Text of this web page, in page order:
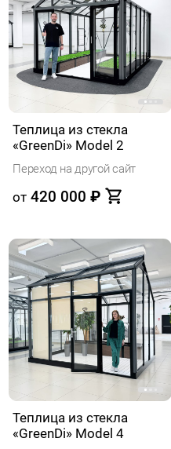
Теплица из стекла
«GreenDi» Model 2
Переход на другой сайт
от 420 000 ₽
Теплица из стекла
«GreenDi» Model 4